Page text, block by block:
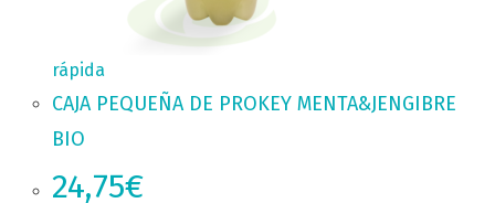
rápida
CAJA PEQUEÑA DE PROKEY MENTA&JENGIBRE
BIO
24,75€